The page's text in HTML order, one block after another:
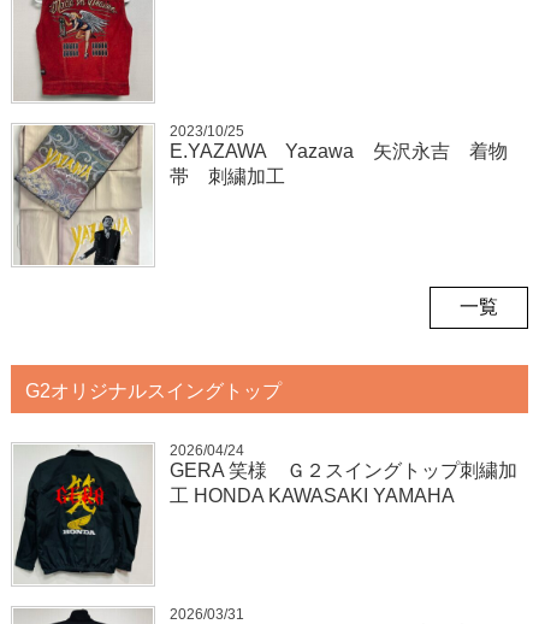
2023/10/25
E.YAZAWA Yazawa 矢沢永吉 着物
帯 刺繍加工
一覧
G2オリジナルスイングトップ
2026/04/24
GERA 笑様 Ｇ２スイングトップ刺繍加
工 HONDA KAWASAKI YAMAHA
2026/03/31